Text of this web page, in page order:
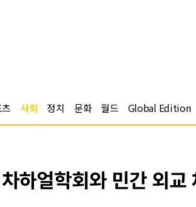
사회 정치 문화 월드 Global Edition
하얼학회와 민간 외